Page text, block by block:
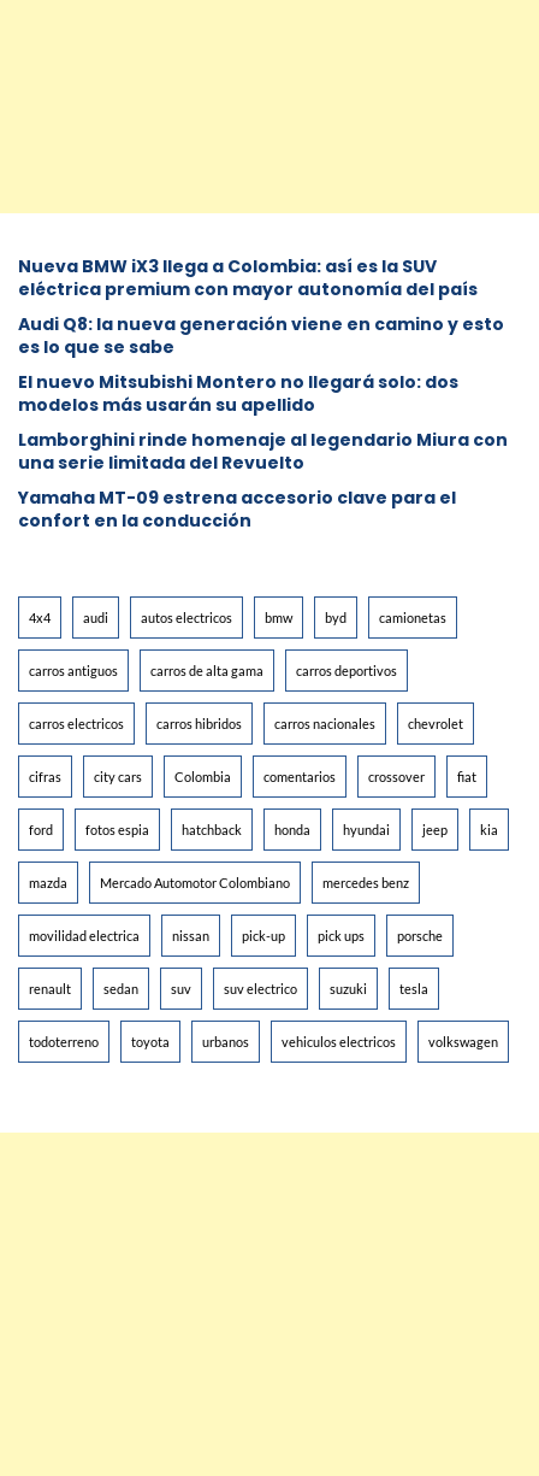
Nueva BMW iX3 llega a Colombia: así es la SUV
eléctrica premium con mayor autonomía del país
Audi Q8: la nueva generación viene en camino y esto
es lo que se sabe
⁠El nuevo Mitsubishi Montero no llegará solo: dos
modelos más usarán su apellido
Lamborghini rinde homenaje al legendario Miura con
una serie limitada del Revuelto
Yamaha MT-09 estrena accesorio clave para el
confort en la conducción
4x4 audi autos electricos bmw byd camionetas
carros antiguos carros de alta gama carros deportivos
carros electricos carros hibridos carros nacionales chevrolet
cifras city cars Colombia comentarios crossover fiat
ford fotos espia hatchback honda hyundai jeep kia
mazda Mercado Automotor Colombiano mercedes benz
movilidad electrica nissan pick-up pick ups porsche
renault sedan suv suv electrico suzuki tesla
todoterreno toyota urbanos vehiculos electricos volkswagen